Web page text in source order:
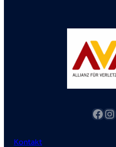
Facebook Instagram
Kontakt